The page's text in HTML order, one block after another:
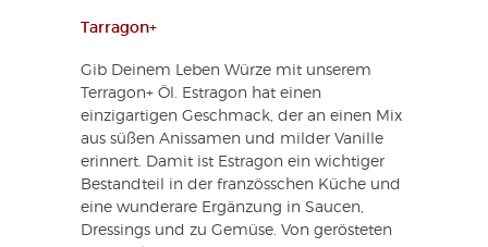
Tarragon+
Gib Deinem Leben Würze mit unserem
Terragon+ Öl. Estragon hat einen
einzigartigen Geschmack, der an einen Mix
aus süßen Anissamen und milder Vanille
erinnert. Damit ist Estragon ein wichtiger
Bestandteil in der französschen Küche und
eine wunderare Ergänzung in Saucen,
Dressings und zu Gemüse. Von gerösteten